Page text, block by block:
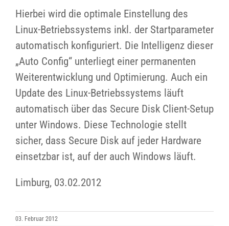
Hierbei wird die optimale Einstellung des
Linux-Betriebssystems inkl. der Startparameter
automatisch konfiguriert. Die Intelligenz dieser
„Auto Config“ unterliegt einer permanenten
Weiterentwicklung und Optimierung. Auch ein
Update des Linux-Betriebssystems läuft
automatisch über das Secure Disk Client-Setup
unter Windows. Diese Technologie stellt
sicher, dass Secure Disk auf jeder Hardware
einsetzbar ist, auf der auch Windows läuft.
Limburg, 03.02.2012
03. Februar 2012